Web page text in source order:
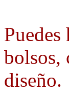
bolsos,
diseño.